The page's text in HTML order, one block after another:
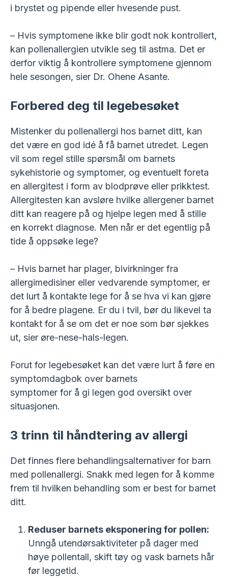
i brystet og pipende eller hvesende pust.
– Hvis symptomene ikke blir godt nok kontrollert,
kan pollenallergien utvikle seg til astma. Det er
derfor viktig å kontrollere symptomene gjennom
hele sesongen, sier Dr. Ohene Asante.
Forbered deg til legebesøket
Mistenker du pollenallergi hos barnet ditt, kan
det være en god idé å få barnet utredet. Legen
vil som regel stille spørsmål om barnets
sykehistorie og symptomer, og eventuelt foreta
en allergitest i form av blodprøve eller prikktest.
Allergitesten kan avsløre hvilke allergener barnet
ditt kan reagere på og hjelpe legen med å stille
en korrekt diagnose. Men når er det egentlig på
tide å oppsøke lege?
– Hvis barnet har plager, bivirkninger fra
allergimedisiner eller vedvarende symptomer, er
det lurt å kontakte lege for å se hva vi kan gjøre
for å bedre plagene. Er du i tvil, bør du likevel ta
kontakt for å se om det er noe som bør sjekkes
ut, sier øre-nese-hals-legen.
Forut for legebesøket kan det være lurt å føre en
symptomdagbok over barnets
symptomer for å gi legen god oversikt over
situasjonen.
3 trinn til håndtering av allergi
Det finnes flere behandlingsalternativer for barn
med pollenallergi. Snakk med legen for å komme
frem til hvilken behandling som er best for barnet
ditt.
Reduser barnets eksponering for pollen:
Unngå utendørsaktiviteter på dager med
høye pollentall, skift tøy og vask barnets hår
før leggetid.